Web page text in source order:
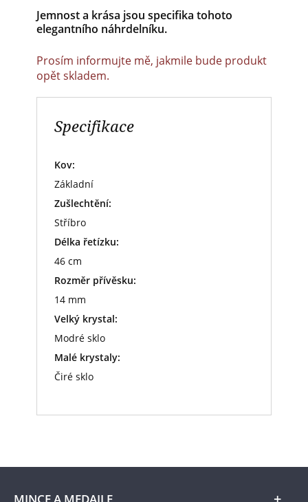
Jemnost a krása jsou specifika tohoto
elegantního náhrdelníku.
Prosím informujte mě, jakmile bude produkt
opět skladem.
Specifikace
Kov:
Základní
Zušlechtění:
Stříbro
Délka řetízku:
46 cm
Rozměr přívěsku:
14 mm
Velký krystal:
Modré sklo
Malé krystaly:
Čiré sklo